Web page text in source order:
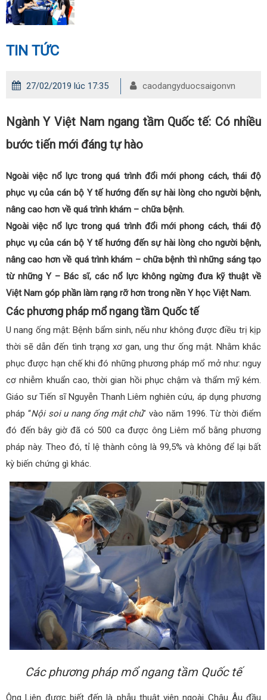
TIN TỨC
27/02/2019 lúc 17:35 caodangyduocsaigonvn
Ngành Y Việt Nam ngang tầm Quốc tế: Có nhiều
bước tiến mới đáng tự hào
Ngoài việc nổ lực trong quá trình đổi mới phong cách, thái độ
phục vụ của cán bộ Y tế hướng đến sự hài lòng cho người bệnh,
nâng cao hơn về quá trình khám – chữa bệnh.
Ngoài việc nổ lực trong quá trình đổi mới phong cách, thái độ
phục vụ của cán bộ Y tế hướng đến sự hài lòng cho người bệnh,
nâng cao hơn về quá trình khám – chữa bệnh thì những sáng tạo
từ những Y – Bác sĩ, các nổ lực không ngừng đưa kỹ thuật về
Việt Nam góp phần làm rạng rỡ hơn trong nền Y học Việt Nam.
Các phương pháp mổ ngang tầm Quốc tế
U nang ống mật: Bệnh bẩm sinh, nếu như không được điều trị kịp
thời sẽ dẫn đến tình trạng xơ gan, ung thư ống mật. Nhằm khắc
phục được hạn chế khi đó những phương pháp mổ mở như: nguy
cơ nhiễm khuẩn cao, thời gian hồi phục chậm và thẩm mỹ kém.
Giáo sư Tiến sĩ Nguyễn Thanh Liêm nghiên cứu, áp dụng phương
pháp “Nội soi u nang ống mật chủ” vào năm 1996. Từ thời điểm
đó đến bây giờ đã có 500 ca được ông Liêm mổ bằng phương
pháp này. Theo đó, tỉ lệ thành công là 99,5% và không để lại bất
kỳ biến chứng gì khác.
Các phương pháp mổ ngang tầm Quốc tế